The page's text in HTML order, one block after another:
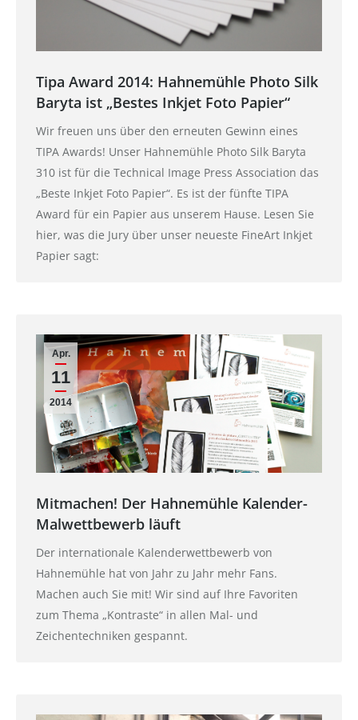
Tipa Award 2014: Hahnemühle Photo Silk
Baryta ist „Bestes Inkjet Foto Papier“
Wir freuen uns über den erneuten Gewinn eines
TIPA Awards! Unser Hahnemühle Photo Silk Baryta
310 ist für die Technical Image Press Association das
„Beste Inkjet Foto Papier“. Es ist der fünfte TIPA
Award für ein Papier aus unserem Hause. Lesen Sie
hier, was die Jury über unser neueste FineArt Inkjet
Papier sagt:
Apr.
11
2014
Mitmachen! Der Hahnemühle Kalender-
Malwettbewerb läuft
Der internationale Kalenderwettbewerb von
Hahnemühle hat von Jahr zu Jahr mehr Fans.
Machen auch Sie mit! Wir sind auf Ihre Favoriten
zum Thema „Kontraste“ in allen Mal- und
Zeichentechniken gespannt.